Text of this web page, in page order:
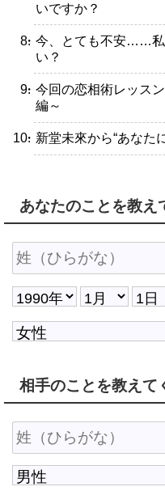
いですか？
・今、とても不安……私
い？
・今回の恋相術レッス
編～
・新堂未來から“あなた
あなたのことを教え
相手のことを教えて